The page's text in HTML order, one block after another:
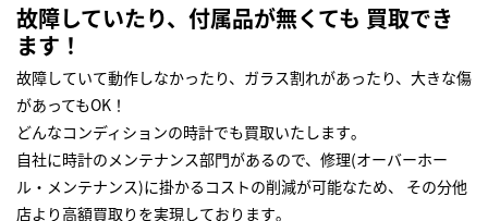
故障していたり、付属品が無くても 買取でき
ます！
故障していて動作しなかったり、ガラス割れがあったり、大きな傷
があってもOK！
どんなコンディションの時計でも買取いたします｡
自社に時計のメンテナンス部門があるので、修理(オーバーホー
ル・メンテナンス)に掛かるコストの削減が可能なため、 その分他
店より高額買取りを実現しております｡